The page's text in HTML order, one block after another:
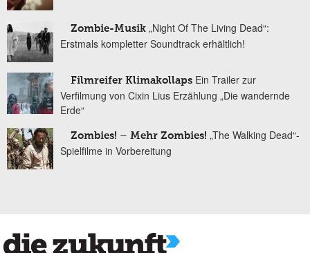
Zombie-Musik „Night Of The Living Dead“:
Erstmals kompletter Soundtrack erhältlich!
Filmreifer Klimakollaps Ein Trailer zur
Verfilmung von Cixin Lius Erzählung „Die wandernde
Erde“
Zombies! – Mehr Zombies! „The Walking Dead“-
Spielfilme in Vorbereitung